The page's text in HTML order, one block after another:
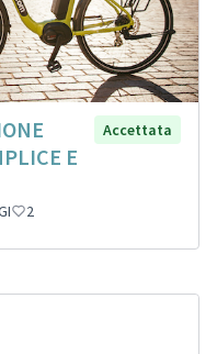
E
Accettata
2